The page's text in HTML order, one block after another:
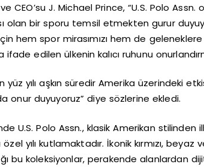
CEO’su J. Michael Prince, “U.S. Polo Assn.
olan bir sporu temsil etmekten gurur
hem spor mirasımızı hem de
ifade edilen ülkenin kalıcı ruhunu
yüz yılı aşkın süredir Amerika üzerindeki
onur duyuyoruz” diye sözlerine ekledi.
U.S. Polo Assn., klasik Amerikan
yılı kutlamaktadır. İkonik kırmızı,
bu koleksiyonlar, perakende alanlardan